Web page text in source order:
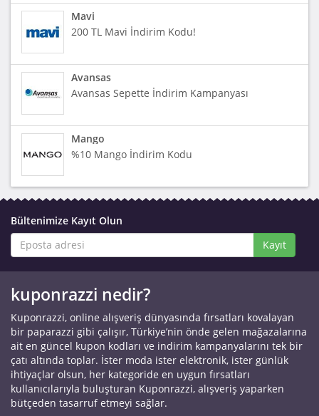
Mavi
200 TL Mavi İndirim Kodu!
Avansas
Avansas Sepette İndirim Kampanyası
Mango
%10 Mango İndirim Kodu
Bültenimize Kayıt Olun
Kayıt
kuponrazzi nedir?
Kuponrazzi, online alışveriş dünyasında fırsatları kovalayan
bir paparazzi gibi çalışır, Türkiye’nin önde gelen mağazalarına
ait en güncel kupon kodları ve indirim kampanyalarını tek bir
çatı altında toplar. İster moda ister elektronik, ister günlük
ihtiyaçlar olsun, her kategoride en uygun fırsatları
kullanıcılarıyla buluşturan Kuponrazzi, alışveriş yaparken
bütçeden tasarruf etmeyi sağlar.